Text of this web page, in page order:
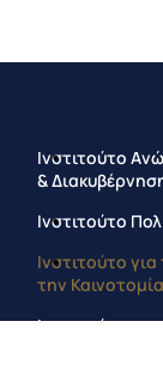
Ινστιτούτο
&
Ινστιτούτο
Ινστιτούτο
την
Ινστιτούτο